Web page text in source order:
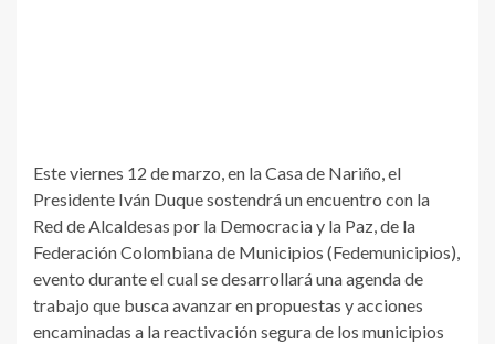
Este viernes 12 de marzo, en la Casa de Nariño, el
Presidente Iván Duque sostendrá un encuentro con la
Red de Alcaldesas por la Democracia y la Paz, de la
Federación Colombiana de Municipios (Fedemunicipios),
evento durante el cual se desarrollará una agenda de
trabajo que busca avanzar en propuestas y acciones
encaminadas a la reactivación segura de los municipios